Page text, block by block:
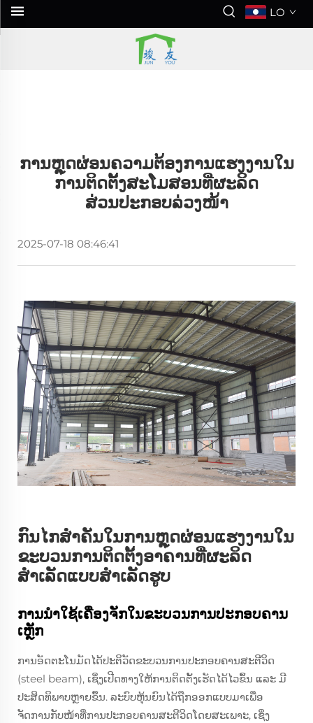
LO
ການຫຼຸດຜ່ອນຄວາມຕ້ອງການແຮງງານໃນ
ການຕິດຕັ້ງສະໂມສອນທີ່ຜະລິດ
ສ່ວນປະກອບລ່ວງໜ້າ
2025-07-18 08:46:41
ກົນໄກສຳຄັນໃນການຫຼຸດຜ່ອນແຮງງານໃນ
ຂະບວນການຕິດຕັ້ງອາຄານທີ່ຜະລິດ
ສຳເລັດແບບສຳເລັດຮູບ
ການນຳໃຊ້ເຄື່ອງຈັກໃນຂະບວນການປະກອບຄານ
ເຫຼັກ
ການອັດຕະໂນມັດໄດ້ປະຕິວັດຂະບວນການປະກອບຄານສະຕີວິດ
(steel beam), ເຊິ່ງເປີດທາງໃຫ້ການຕິດຕັ້ງເຮັດໄດ້ໄວຂຶ້ນ ແລະ ມີ
ປະສິດທິພາບຫຼາຍຂຶ້ນ. ລະບົບຫຸ້ນຍົນໄດ້ຖືກອອກແບບມາເພື່ອ
ຈັດການກັບໜ້າທີ່ການປະກອບຄານສະຕີວິດໂດຍສະເພາະ, ເຊິ່ງ